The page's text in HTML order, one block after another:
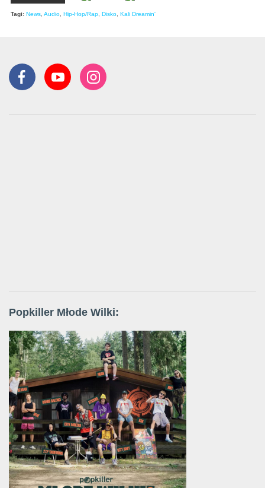
Tagi: News, Audio, Hip-Hop/Rap, Disko, Kali Dreamin'
Popkiller Młode Wilki: